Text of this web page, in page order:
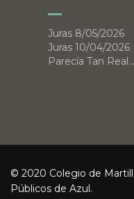
Juras 8/05/2026
Juras 10/04/2026
Parecía Tan Real…
© 2020 Colegio de
Públicos de Azul.